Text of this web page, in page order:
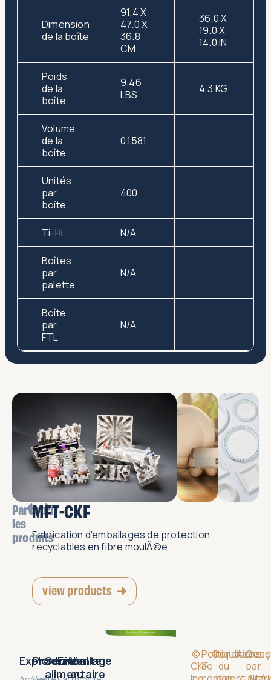
Dimension
de la boîte
91.4 X
47.0 X
36.8
CM
36.0 X
19.0 X
14.0 IN
Poids
de la
boîte
9.46
LBS
4.3 KG
Volume
de la
boîte
0.1581
Unités
par
boîte
400
Ti-Hi N/A
Boîtes
par
palette
N/A
Boîte
par
FTL
N/A
Parcourir
les
produits
MFT-CKF
Fabrication d'emballages de protection
recyclables en fibre moulÃ©e.
view products
Explorer
ProduitsEmballage
Service
alimentaire
Vente
au
©
CKF
Politique
de
Conditions
du
par